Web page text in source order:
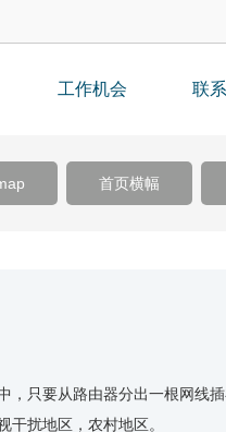
工作机会 联系
首页横幅
只要从路由器分出一根网线
扰地区，农村地区。